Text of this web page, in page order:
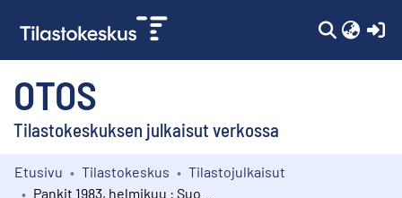
OTOS
Tilastokeskuksen julkaisut verkossa
Kokoelmat
Etusivu Tilastokeskus
Tilastojulkaisut